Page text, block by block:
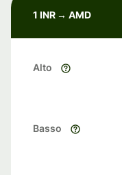
1 INR → AMD
Alto
Basso